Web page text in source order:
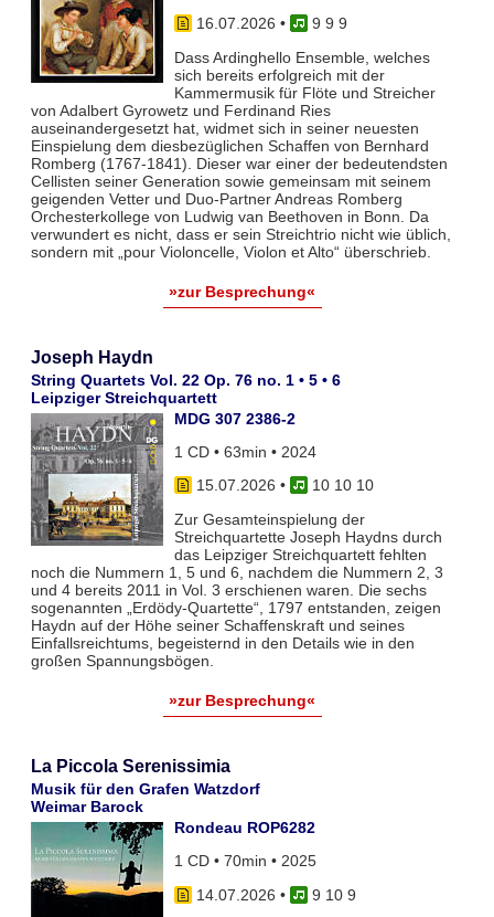
16.07.2026 •
9 9 9
Dass Ardinghello Ensemble, welches
sich bereits erfolgreich mit der
Kammermusik für Flöte und Streicher
von Adalbert Gyrowetz und Ferdinand Ries
auseinandergesetzt hat, widmet sich in seiner neuesten
Einspielung dem diesbezüglichen Schaffen von Bernhard
Romberg (1767-1841). Dieser war einer der bedeutendsten
Cellisten seiner Generation sowie gemeinsam mit seinem
geigenden Vetter und Duo-Partner Andreas Romberg
Orchesterkollege von Ludwig van Beethoven in Bonn. Da
verwundert es nicht, dass er sein Streichtrio nicht wie üblich,
sondern mit „pour Violoncelle, Violon et Alto“ überschrieb.
»zur Besprechung«
Joseph Haydn
String Quartets Vol. 22 Op. 76 no. 1 • 5 • 6
Leipziger Streichquartett
MDG 307 2386-2
1 CD • 63min • 2024
15.07.2026 •
10 10 10
Zur Gesamteinspielung der
Streichquartette Joseph Haydns durch
das Leipziger Streichquartett fehlten
noch die Nummern 1, 5 und 6, nachdem die Nummern 2, 3
und 4 bereits 2011 in Vol. 3 erschienen waren. Die sechs
sogenannten „Erdödy-Quartette“, 1797 entstanden, zeigen
Haydn auf der Höhe seiner Schaffenskraft und seines
Einfallsreichtums, begeisternd in den Details wie in den
großen Spannungsbögen.
»zur Besprechung«
La Piccola Serenissimia
Musik für den Grafen Watzdorf
Weimar Barock
Rondeau ROP6282
1 CD • 70min • 2025
14.07.2026 •
9 10 9